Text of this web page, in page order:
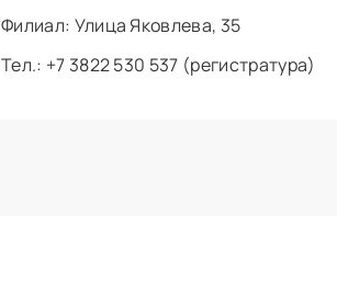
Филиал: ​Улица Яковлева, 35
Тел.: +7 3822 530 537 (регистратура)